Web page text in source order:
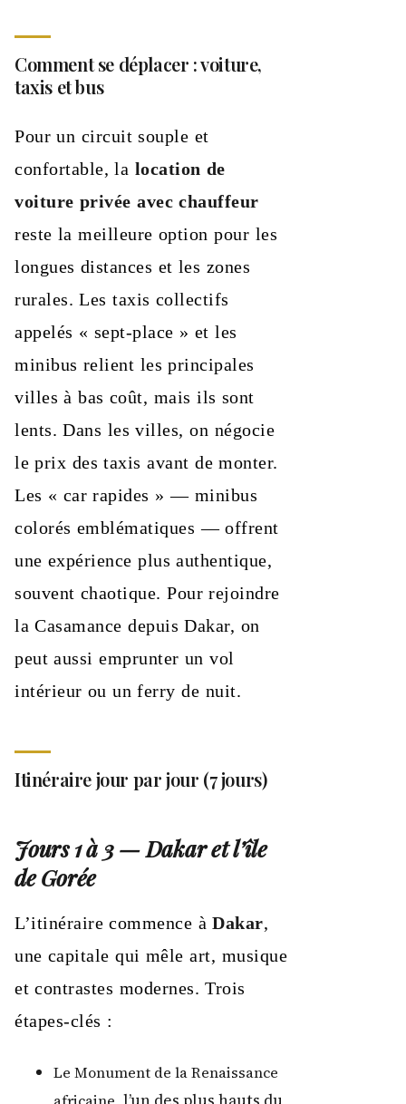
Comment se déplacer : voiture,
taxis et bus
Pour un circuit souple et
confortable, la location de
voiture privée avec chauffeur
reste la meilleure option pour les
longues distances et les zones
rurales. Les taxis collectifs
appelés « sept-place » et les
minibus relient les principales
villes à bas coût, mais ils sont
lents. Dans les villes, on négocie
le prix des taxis avant de monter.
Les « car rapides » — minibus
colorés emblématiques — offrent
une expérience plus authentique,
souvent chaotique. Pour rejoindre
la Casamance depuis Dakar, on
peut aussi emprunter un vol
intérieur ou un ferry de nuit.
Itinéraire jour par jour (7 jours)
Jours 1 à 3 — Dakar et l’île
de Gorée
L’itinéraire commence àDakar,
une capitale qui mêle art, musique
et contrastes modernes. Trois
étapes-clés :
Le Monument de la Renaissance